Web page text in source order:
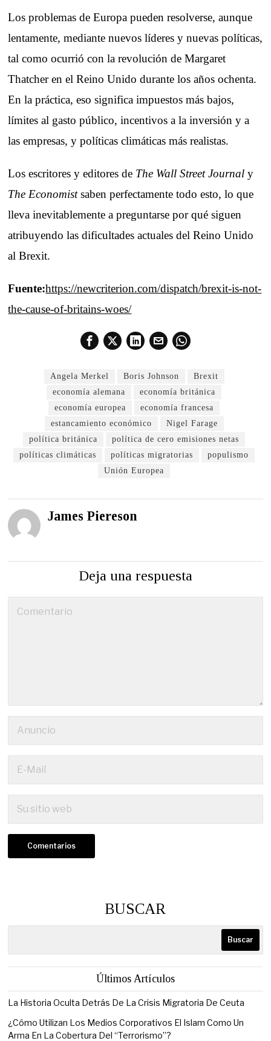
Los problemas de Europa pueden resolverse, aunque
lentamente, mediante nuevos líderes y nuevas políticas,
tal como ocurrió con la revolución de Margaret
Thatcher en el Reino Unido durante los años ochenta.
En la práctica, eso significa impuestos más bajos,
límites al gasto público, incentivos a la inversión y a
las empresas, y políticas climáticas más realistas.
Los escritores y editores de The Wall Street Journal y
The Economistsaben perfectamente todo esto, lo que
lleva inevitablemente a preguntarse por qué siguen
atribuyendo las dificultades actuales del Reino Unido
al Brexit.
Fuente:https://newcriterion.com/dispatch/brexit-is-not-
the-cause-of-britains-woes/
Angela Merkel Boris Johnson
Brexit
economía alemana
economía británica
economía europea
economía francesa
estancamiento económico
Nigel Farage
política británica
política de cero emisiones netas
políticas climáticas
políticas migratorias
populismo
Unión Europea
James Piereson
Deja una respuesta
BUSCAR
Buscar
Últimos Artículos
La Historia Oculta Detrás De La Crisis Migratoria De Ceuta
¿Cómo Utilizan Los Medios Corporativos El Islam Como Un
Arma En La Cobertura Del “Terrorismo”?